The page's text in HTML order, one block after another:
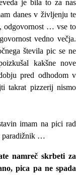
je bila to za nas
danes v življenju te
odgovornost … vse to
vedno večja.
števila pic se ne
kakšne nove
pred odhodom v
takrat pizzerij nismo
imam na pici rad
paradižnik …
namreč skrbeti za
pica pa ne spada